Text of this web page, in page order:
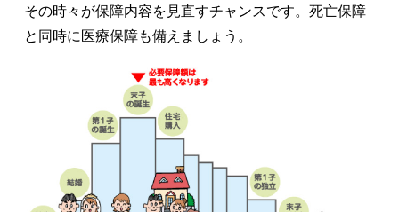
その時々が保障内容を見直すチャンスです。死亡保障
と同時に医療保障も備えましょう。